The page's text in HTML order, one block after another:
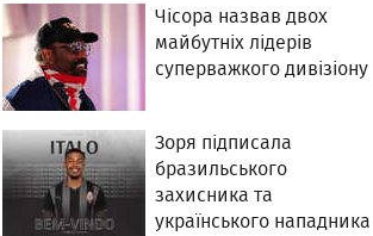
Чісора назвав двох
майбутніх лідерів
суперважкого дивізіону
Зоря підписала
бразильського
захисника та
українського нападника